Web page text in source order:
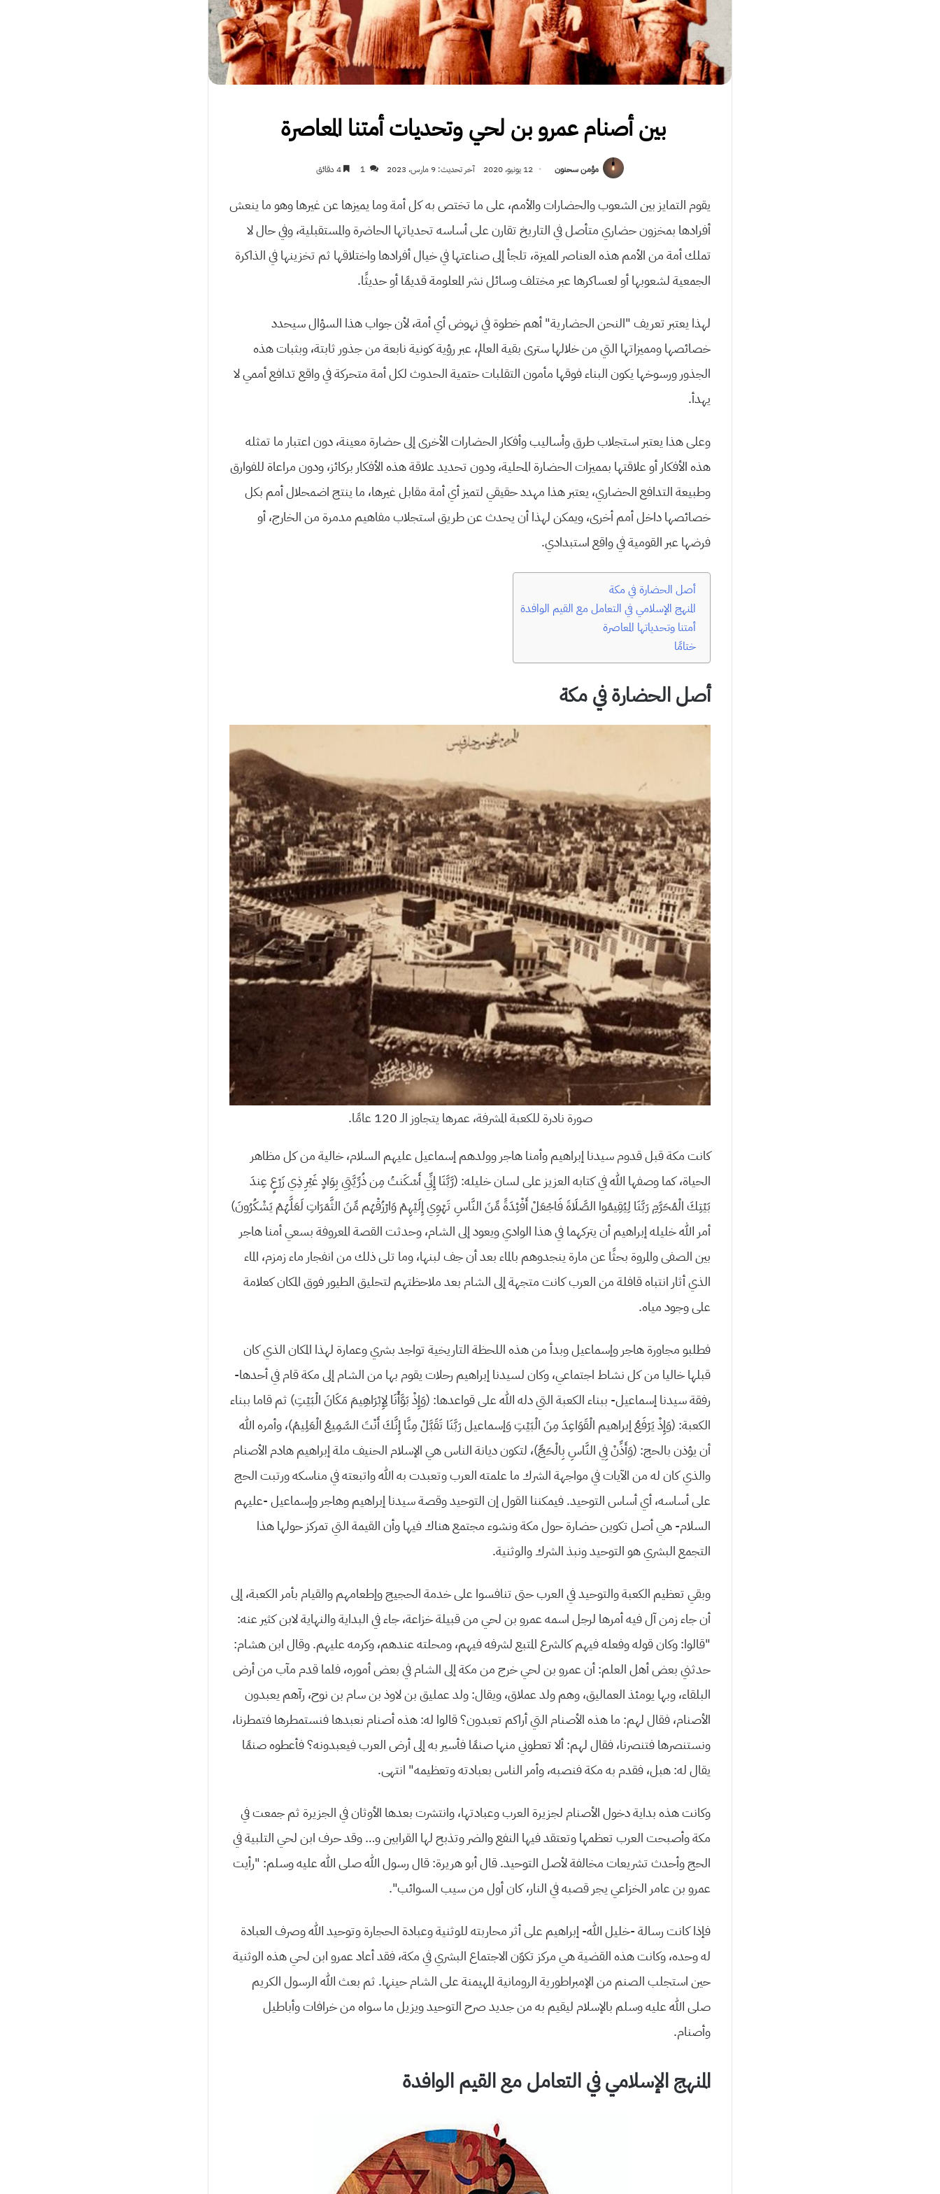
بين أصنام عمرو بن لحي وتحديات أمتنا المعاصرة
مؤمن سحنون 12 يونيو، 2020 آخر تحديث: 9 مارس، 2023 1
يقوم التمايز بين الشعوب والحضارات والأمم، على ما تختص به كل أمة وما يميزها عن غيرها وهو ما ينعش
أفرادها بمخزون حضاري متأصل في التاريخ تقارن على أساسه تحدياتها الحاضرة والمستقبلية، وفي حال لا
تملك أمة من اﻷمم هذه العناصر المميزة، تلجأ إلى صناعتها في خيال أفرادها واختلاقها ثم تخزينها في الذاكرة
الجمعية لشعوبها أو لعساكرها عبر مختلف وسائل نشر المعلومة قديمًا أو حديثًا.
لهذا يعتبر تعريف “النحن الحضارية” أهم خطوة في نهوض أي أمة، لأن جواب هذا السؤال سيحدد
خصائصها ومميزاتها التي من خلالها سترى بقية العالم، عبر رؤية كونية نابعة من جذور ثابتة، وبثبات هذه
الجذور ورسوخها يكون البناء فوقها مأمون التقلبات حتمية الحدوث لكل أمة متحركة في واقع تدافع أممي لا
يهدأ.
وعلى هذا يعتبر استجلاب طرق وأساليب وأفكار الحضارات الأخرى إلى حضارة معينة، دون اعتبار ما تمثله
هذه الأفكار أو علاقتها بمميزات الحضارة المحلية، ودون تحديد علاقة هذه الأفكار بركائز، ودون مراعاة للفوارق
وطبيعة التدافع الحضاري، يعتبر هذا مهدد حقيقي لتميز أي أمة مقابل غيرها، ما ينتج اضمحلال أمم بكل
خصائصها داخل أمم أخرى، ويمكن لهذا أن يحدث عن طريق استجلاب مفاهيم مدمرة من الخارج، أو
فرضها عبر القومية في واقع استبدادي.
أصل الحضارة في مكة
المنهج الإسلامي في التعامل مع القيم الوافدة
أمتنا وتحدياتها المعاصرة
ختامًا
أصل الحضارة في مكة
صورة نادرة للكعبة المشرفة، عمرها يتجاوز الـ 120 عامًا.
كانت مكة قبل قدوم سيدنا إبراهيم وأمنا هاجر وولدهم إسماعيل عليهم السلام، خالية من كل مظاهر
الحياة، كما وصفها الله في كتابه العزيز على لسان خليله: (رَّبَّنَا إِنِّي أَسْكَنتُ مِن ذُرِّيَّتِي بِوَادٍ غَيْرِ ذِي زَرْعٍ عِندَ
بَيْتِكَ الْمُحَرَّمِ رَبَّنَا لِيُقِيمُوا الصَّلَاةَ فَاجْعَلْ أَفْئِدَةً مِّنَ النَّاسِ تَهْوِي إِلَيْهِمْ وَارْزُقْهُم مِّنَ الثَّمَرَاتِ لَعَلَّهُمْ يَشْكُرُونَ)
أمر الله خليله إبراهيم أن يتركهما في هذا الوادي ويعود إلى الشام، وحدثت القصة المعروفة بسعي أمنا هاجر
بين الصفى والمروة بحثًا عن مارة ينجدوهم بالماء بعد أن جف لبنها، وما تلى ذلك من انفجار ماء زمزم، الماء
الذي أثار انتباه قافلة من العرب كانت متجهة إلى الشام بعد ملاحظتهم لتحليق الطيور فوق المكان كعلامة
على وجود مياه.
فطلبو مجاورة هاجر وإسماعيل وبدأ من هذه اللحظة التاريخية تواجد بشري وعمارة لهذا المكان الذي كان
قبلها خاليا من كل نشاط اجتماعي، وكان لسيدنا إبراهيم رحلات يقوم بها من الشام إلى مكة قام في أحدها-
رفقة سيدنا إسماعيل- ببناء الكعبة التي دله الله على قواعدها: (وَإِذْ بَوَّأْنَا لِإِبْرَاهِيمَ مَكَانَ الْبَيْتِ) ثم قاما ببناء
الكعبة: (وَإِذْ يَرْفَعُ إبراهيم الْقَوَاعِدَ مِنَ الْبَيْتِ وَإسماعيل رَبَّنَا تَقَبَّلْ مِنَّا إِنَّكَ أَنْتَ السَّمِيعُ الْعَلِيمُ)، وأمره الله
أن يؤذن بالحج: (وَأَذِّنْ فِي النَّاسِ بِالْحَجِّ)، لتكون ديانة الناس هي الإسلام الحنيف ملة إبراهيم هادم الأصنام
والذي كان له من الآيات في مواجهة الشرك ما علمته العرب وتعبدت به الله واتبعته في مناسكه ورتبت الحج
على أساسه، أي أساس التوحيد. فيمكننا القول إن التوحيد وقصة سيدنا إبراهيم وهاجر وإسماعيل -عليهم
السلام- هي أصل تكوين حضارة حول مكة ونشوء مجتمع هناك فيها وأن القيمة التي تمركز حولها هذا
التجمع البشري هو التوحيد ونبذ الشرك والوثنية.
وبقي تعظيم الكعبة والتوحيد في العرب حتى تنافسوا على خدمة الحجيج وإطعامهم والقيام بأمر الكعبة، إلى
أن جاء زمن آل فيه أمرها لرجل اسمه عمرو بن لحي من قبيلة خزاعة، جاء في البداية والنهاية لابن كثير عنه:
“قالوا: وكان قوله وفعله فيهم كالشرع المتبع لشرفه فيهم، ومحلته عندهم، وكرمه عليهم. وقال ابن هشام:
حدثني بعض أهل العلم: أن عمرو بن لحي خرج من مكة إلى الشام في بعض أموره، فلما قدم مآب من أرض
البلقاء، وبها يومئذ العماليق، وهم ولد عملاق، ويقال: ولد عمليق بن لاوذ بن سام بن نوح، رآهم يعبدون
الأصنام، فقال لهم: ما هذه الأصنام التي أراكم تعبدون؟ قالوا له: هذه أصنام نعبدها فنستمطرها فتمطرنا،
ونستنصرها فتنصرنا، فقال لهم: ألا تعطوني منها صنمًا فأسير به إلى أرض العرب فيعبدونه؟ فأعطوه صنمًا
يقال له: هبل، فقدم به مكة فنصبه، وأمر الناس بعبادته وتعظيمه” انتهى.
وكانت هذه بداية دخول الأصنام لجزيرة العرب وعبادتها، وانتشرت بعدها الأوثان في الجزيرة ثم جمعت في
مكة وأصبحت العرب تعظمها وتعتقد فيها النفع والضر وتذبح لها القرابين و… وقد حرف ابن لحي التلبية في
الحج وأحدث تشريعات مخالفة لأصل التوحيد. قال أبو هريرة: قال رسول الله صلى الله عليه وسلم: “رأيت
عمرو بن عامر الخزاعي يجر قصبه في النار، كان أول من سيب السوائب”.
فإذا كانت رسالة -خليل الله- إبراهيم على أثر محاربته للوثنية وعبادة الحجارة وتوحيد الله وصرف العبادة
له وحده، وكانت هذه القضية هي مركز تكوّن الاجتماع البشري في مكة، فقد أعاد عمرو ابن لحي هذه الوثنية
حين استجلب الصنم من الإمبراطورية الرومانية المهيمنة على الشام حينها. ثم بعث الله الرسول الكريم
صلى الله عليه وسلم بالإسلام ليقيم به من جديد صرح التوحيد ويزيل ما سواه من خرافات وأباطيل
وأصنام.
المنهج الإسلامي في التعامل مع القيم الوافدة